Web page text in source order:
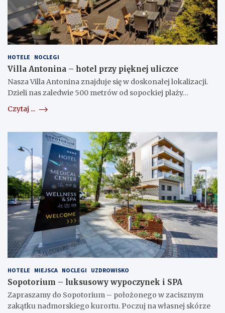
HOTELE NOCLEGI
Villa Antonina – hotel przy pięknej uliczce
Nasza Villa Antonina znajduje się w doskonałej lokalizacji.
Dzieli nas zaledwie 500 metrów od sopockiej plaży…
Czytaj ...
HOTELE MIEJSCA NOCLEGI UZDROWISKO
Sopotorium – luksusowy wypoczynek i SPA
Zapraszamy do Sopotorium – położonego w zacisznym
zakątku nadmorskiego kurortu. Poczuj na własnej skórze